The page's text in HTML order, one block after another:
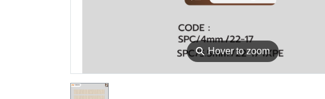
⚲Hover to zoom